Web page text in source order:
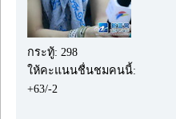
กระทู้: 298
ให้คะแนนชื่นชมคนนี้:
+63/-2